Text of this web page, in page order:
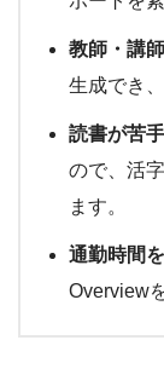
教師・講師
生成でき
読書が苦
ので、活
ます。
通勤時間
Overview